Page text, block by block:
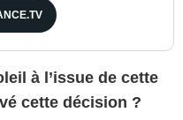
à l’issue de cette
cette décision ?